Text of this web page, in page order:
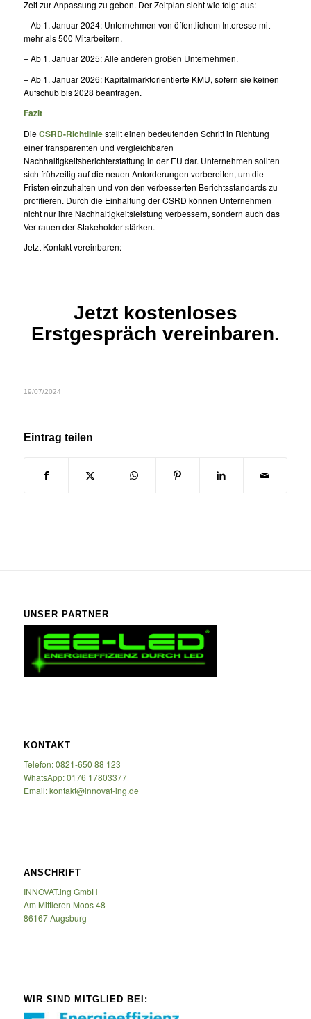
Zeit zur Anpassung zu geben. Der Zeitplan sieht wie folgt aus:
– Ab 1. Januar 2024: Unternehmen von öffentlichem Interesse mit
mehr als 500 Mitarbeitern.
– Ab 1. Januar 2025: Alle anderen großen Unternehmen.
– Ab 1. Januar 2026: Kapitalmarktorientierte KMU, sofern sie keinen
Aufschub bis 2028 beantragen.
Fazit
DieCSRD-Richtliniestellt einen bedeutenden Schritt in Richtung
einer transparenten und vergleichbaren
Nachhaltigkeitsberichterstattung in der EU dar. Unternehmen sollten
sich frühzeitig auf die neuen Anforderungen vorbereiten, um die
Fristen einzuhalten und von den verbesserten Berichtsstandards zu
profitieren. Durch die Einhaltung der CSRD können Unternehmen
nicht nur ihre Nachhaltigkeitsleistung verbessern, sondern auch das
Vertrauen der Stakeholder stärken.
Jetzt Kontakt vereinbaren:
Jetzt kostenloses
Erstgespräch vereinbaren.
19/07/2024
Eintrag teilen
UNSER PARTNER
KONTAKT
Telefon: 0821-650 88 123
WhatsApp: 0176 17803377
Email: kontakt@innovat-ing.de
ANSCHRIFT
INNOVAT.ing GmbH
Am Mittleren Moos 48
86167 Augsburg
WIR SIND MITGLIED BEI: